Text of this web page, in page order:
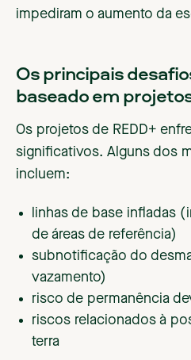
impediram o aumento da
Os principais
baseado em
Os projetos de REDD+
significativos. Alguns dos
incluem:
linhas de base infladas
de áreas de referência)
subnotificação do
vazamento)
risco de permanência
riscos relacionados à
terra